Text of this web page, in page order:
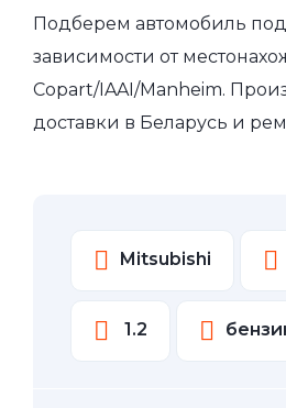
Подберем автомобиль
зависимости от
Copart/IAAI/Manheim.
доставки в Беларусь и
Mitsubishi
1.2